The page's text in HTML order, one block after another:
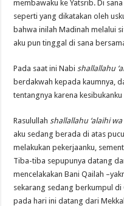
membawaku ke Yatsrib. Di
seperti yang dikatakan oleh
bahwa inilah Madinah melalui
aku pun tinggal di sana
Pada saat ini Nabi shallallahu
berdakwah kepada kaumnya,
tentangnya karena
Rasulullah shallallahu ‘alaihi
aku sedang berada di atas
melakukan pekerjaanku,
Tiba-tiba sepupunya datang
mencelakakan Bani Qailah
sekarang sedang berkumpul di
pada hari ini datang dari